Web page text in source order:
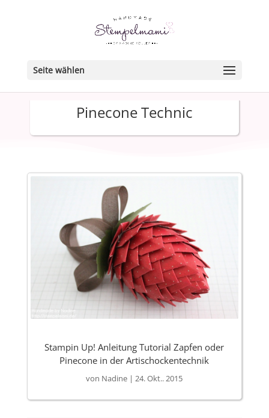
Seite wählen
Pinecone Technic
Stampin Up! Anleitung Tutorial Zapfen oder
Pinecone in der Artischockentechnik
von Nadine |24. Okt.. 2015